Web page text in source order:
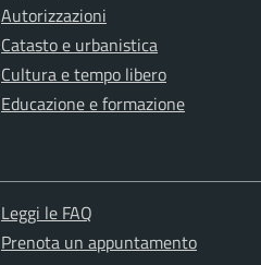
Autorizzazioni
Catasto e urbanistica
Cultura e tempo libero
Educazione e formazione
Leggi le FAQ
Prenota un appuntamento